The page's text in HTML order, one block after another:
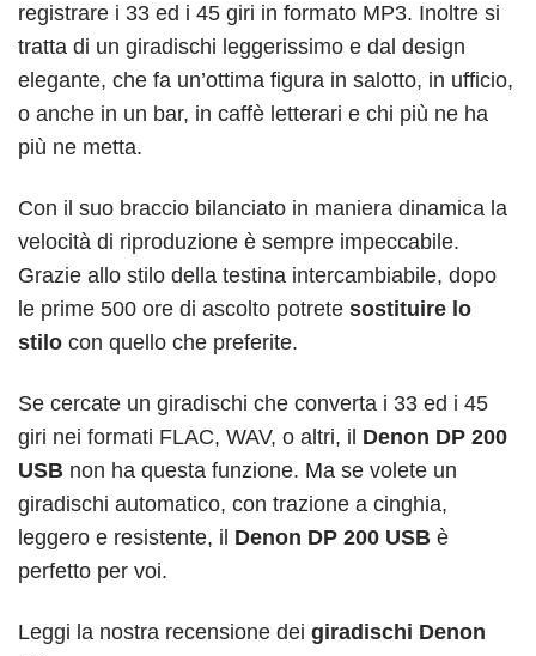
registrare i 33 ed i 45 giri in formato MP3. Inoltre si
tratta di un giradischi leggerissimo e dal design
elegante, che fa un’ottima figura in salotto, in ufficio,
o anche in un bar, in caffè letterari e chi più ne ha
più ne metta.
Con il suo braccio bilanciato in maniera dinamica la
velocità di riproduzione è sempre impeccabile.
Grazie allo stilo della testina intercambiabile, dopo
le prime 500 ore di ascolto potrete sostituire lo
stilo con quello che preferite.
Se cercate un giradischi che converta i 33 ed i 45
giri nei formati FLAC, WAV, o altri, il Denon DP 200
USB non ha questa funzione. Ma se volete un
giradischi automatico, con trazione a cinghia,
leggero e resistente, il Denon DP 200 USB è
perfetto per voi.
Leggi la nostra recensione dei giradischi Denon